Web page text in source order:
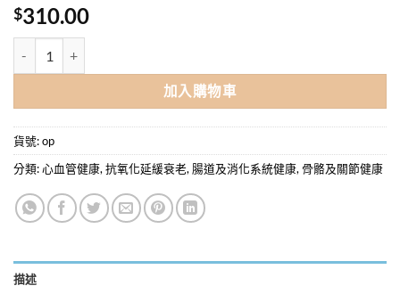
$310.00
加入購物車
貨號:op
分類:心血管健康,抗氧化延緩衰老,腸道及消化系統健康, 骨骼及關節健康
描述